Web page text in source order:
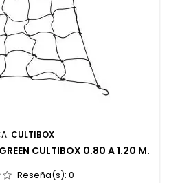
CULTIBOX
CULTIBOX 0.80 A 1.20 M.
Reseña(s): 0